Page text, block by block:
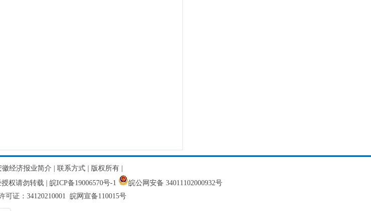
徽经济报业简介 联系方式 版权所有
权请勿转载 | 皖ICP备19006570号-1
皖公网安备 34011102000932号
可证：34120210001 皖网宣备110015号